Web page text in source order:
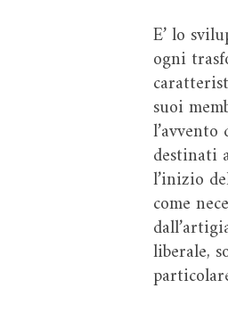
E’ lo
ogni
suoi
destinati
l’inizio
come
liberale,